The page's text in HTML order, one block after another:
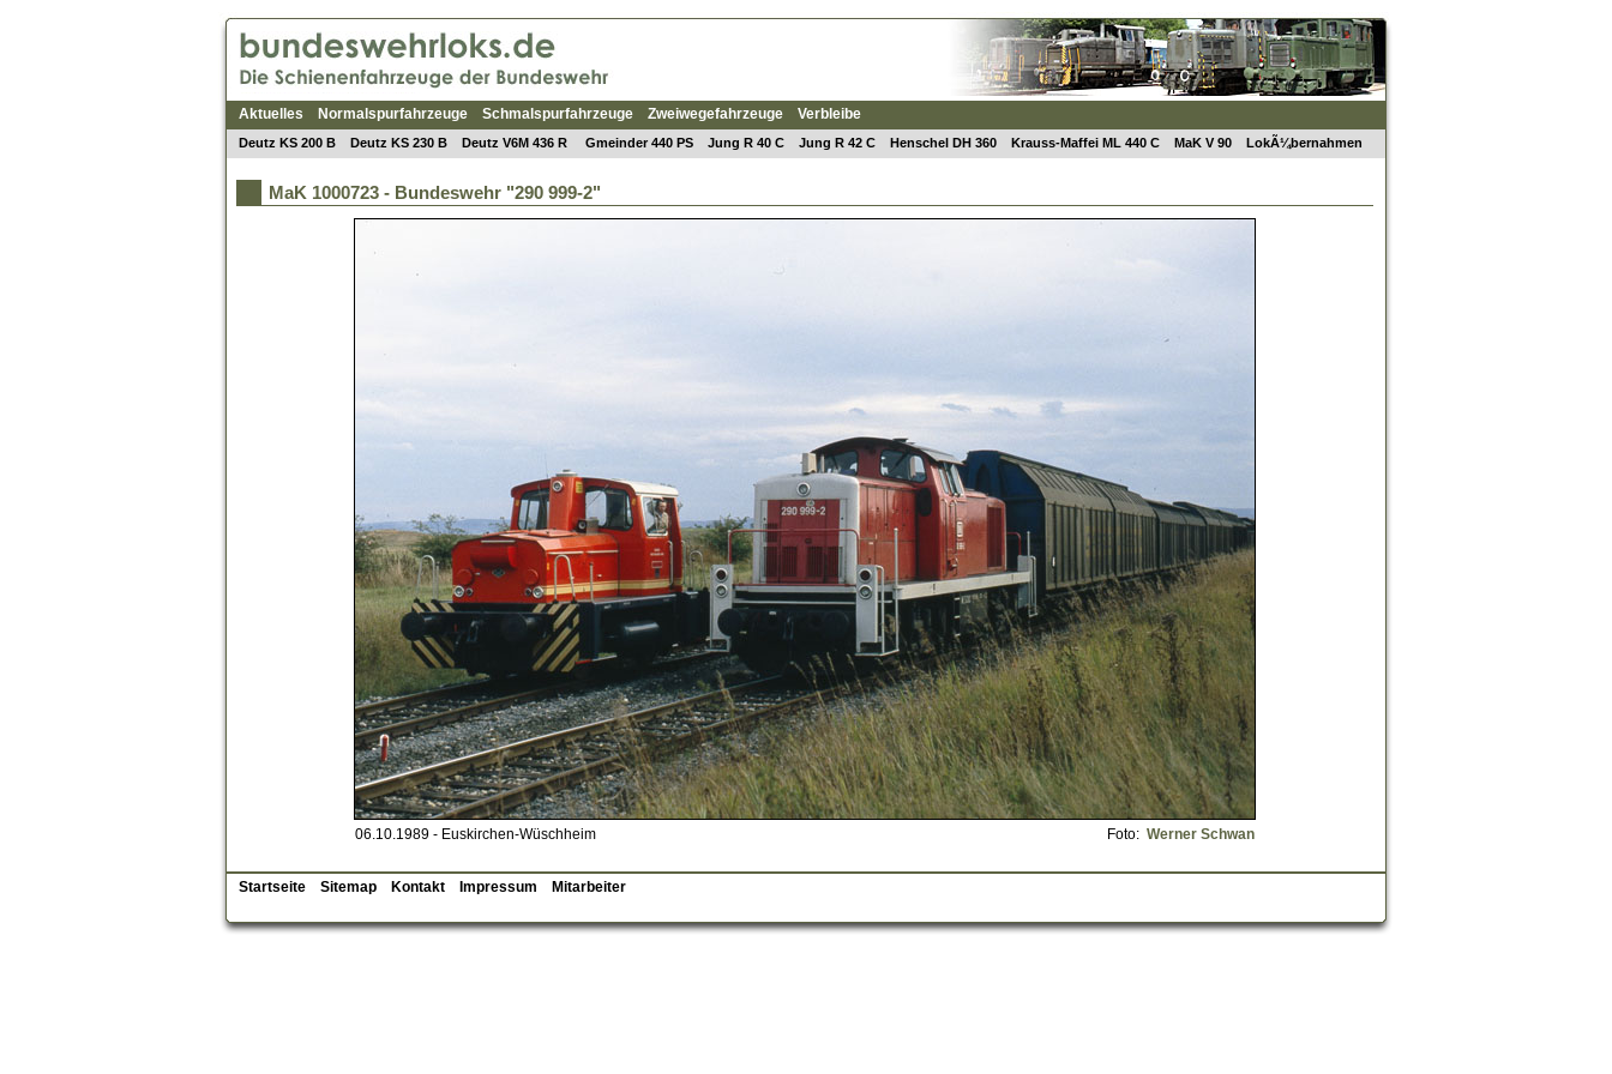
Aktuelles Normalspurfahrzeuge Schmalspurfahrzeuge Zweiwegefahrzeuge Verbleibe
Deutz KS 200 B Deutz KS 230 B Deutz V6M 436 R Gmeinder 440 PS Jung R 40 C Jung R 42 C Henschel DH 360 Krauss-Maffei ML 440 C MaK V 90 LokÃ¼bernahmen
MaK 1000723 - Bundeswehr "290 999-2"
06.10.1989 - Euskirchen-Wüschheim Foto: Werner Schwan
Startseite Sitemap Kontakt Impressum Mitarbeiter